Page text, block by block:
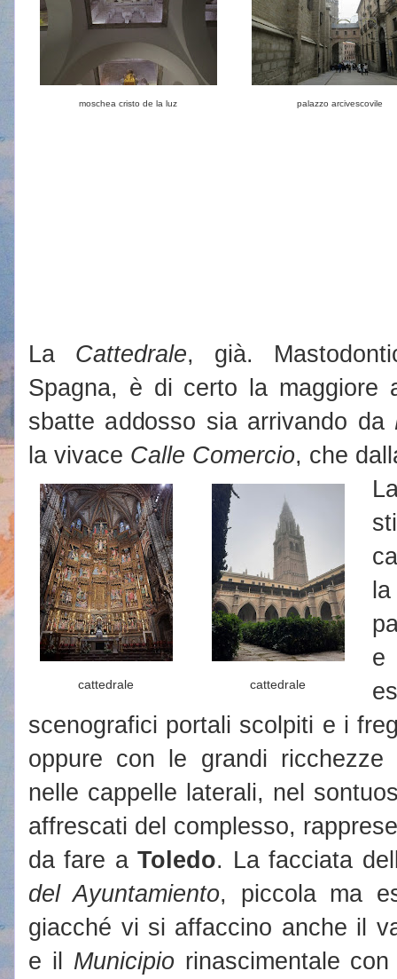
moschea cristo de la luz palazzo arcivescovile
La Cattedrale, già.
Spagna, è di certo la maggiore
sbatte addosso sia arrivando da
la vivace Calle Comercio, che
cattedrale cattedrale
e
scenografici portali scolpiti e i
oppure con le grandi
nelle cappelle laterali, nel
affrescati del complesso,
da fare aToledo. La facciata
del Ayuntamiento, piccola ma
giacché vi si affaccino anche il
e il Municipiorinascimentale